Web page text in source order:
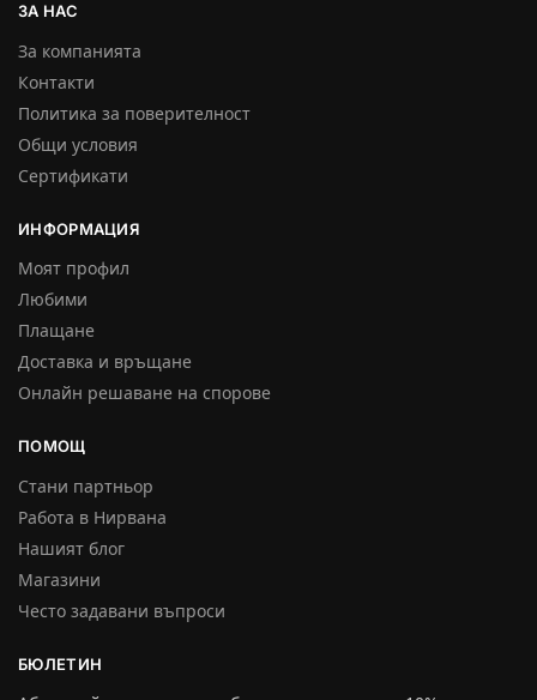
ЗА НАС
За компанията
Контакти
Политика за поверителност
Общи условия
Сертификати
ИНФОРМАЦИЯ
Моят профил
Любими
Плащане
Доставка и връщане
Онлайн решаване на спорове
ПОМОЩ
Стани партньор
Работа в Нирвана
Нашият блог
Магазини
Често задавани въпроси
БЮЛЕТИН